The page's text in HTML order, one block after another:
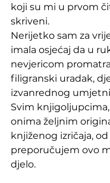
koji su mi u prvom
skriveni.
Nerijetko sam za
imala osjećaj da u
nevjericom
filigranski uradak,
izvanrednog
Svim
onima željnim
knjiženog izričaja, od
preporučujem ovo
djelo.